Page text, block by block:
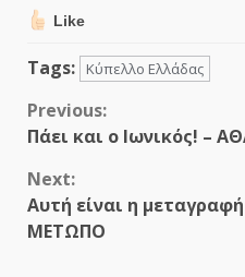
Like
Tags: Κύπελλο Ελλάδας
Continue
Previous:
Πάει και ο Ιωνικός! –
Next:
Αυτή είναι η
ΜΕΤΩΠΟ